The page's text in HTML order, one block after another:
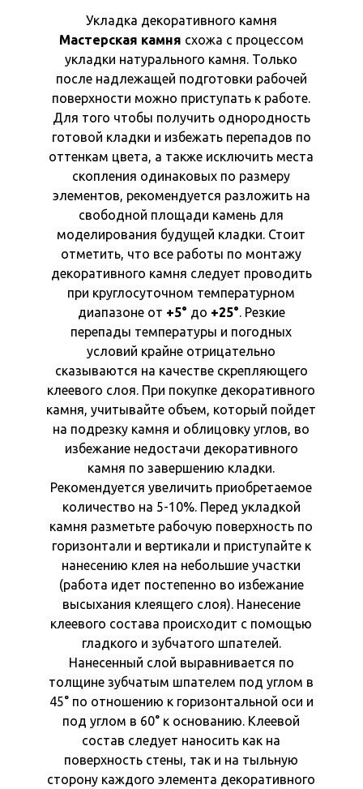
Укладка декоративного камня
Мастерская камня схожа с процессом
укладки натурального камня. Только
после надлежащей подготовки рабочей
поверхности можно приступать к работе.
Для того чтобы получить однородность
готовой кладки и избежать перепадов по
оттенкам цвета, а также исключить места
скопления одинаковых по размеру
элементов, рекомендуется разложить на
свободной площади камень для
моделирования будущей кладки. Стоит
отметить, что все работы по монтажу
декоративного камня следует проводить
при круглосуточном температурном
диапазоне от +5° до +25° . Резкие
перепады температуры и погодных
условий крайне отрицательно
сказываются на качестве скрепляющего
клеевого слоя. При покупке декоративного
камня, учитывайте объем, который пойдет
на подрезку камня и облицовку углов, во
избежание недостачи декоративного
камня по завершению кладки.
Рекомендуется увеличить приобретаемое
количество на 5-10%. Перед укладкой
камня разметьте рабочую поверхность по
горизонтали и вертикали и приступайте к
нанесению клея на небольшие участки
(работа идет постепенно во избежание
высыхания клеящего слоя). Нанесение
клеевого состава происходит с помощью
гладкого и зубчатого шпателей.
Нанесенный слой выравнивается по
толщине зубчатым шпателем под углом в
45° по отношению к горизонтальной оси и
под углом в 60° к основанию. Клеевой
состав следует наносить как на
поверхность стены, так и на тыльную
сторону каждого элемента декоративного